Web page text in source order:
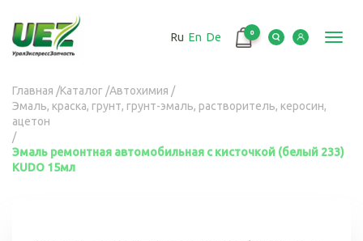
основному
содержанию
Ru En De 0
Вы
здесь
Главная /Каталог /Автохимия /
Эмаль, краска, грунт, грунт-эмаль, растворитель, керосин,
ацетон
/
Эмаль ремонтная автомобильная с кисточкой (белый 233)
KUDO 15мл